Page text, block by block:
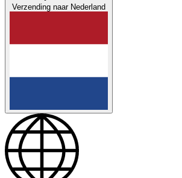
Verzending naarNederland